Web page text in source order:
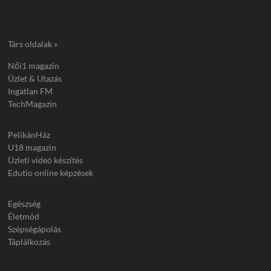
Társ oldalak »
Női1 magazin
Üzlet & Utazás
Ingatlan FM
TechMagazin
PelikánHáz
U18 magazin
Üzleti videó készítés
Edutio online képzések
Egészség
Életmód
Szépségápolás
Táplálkozás